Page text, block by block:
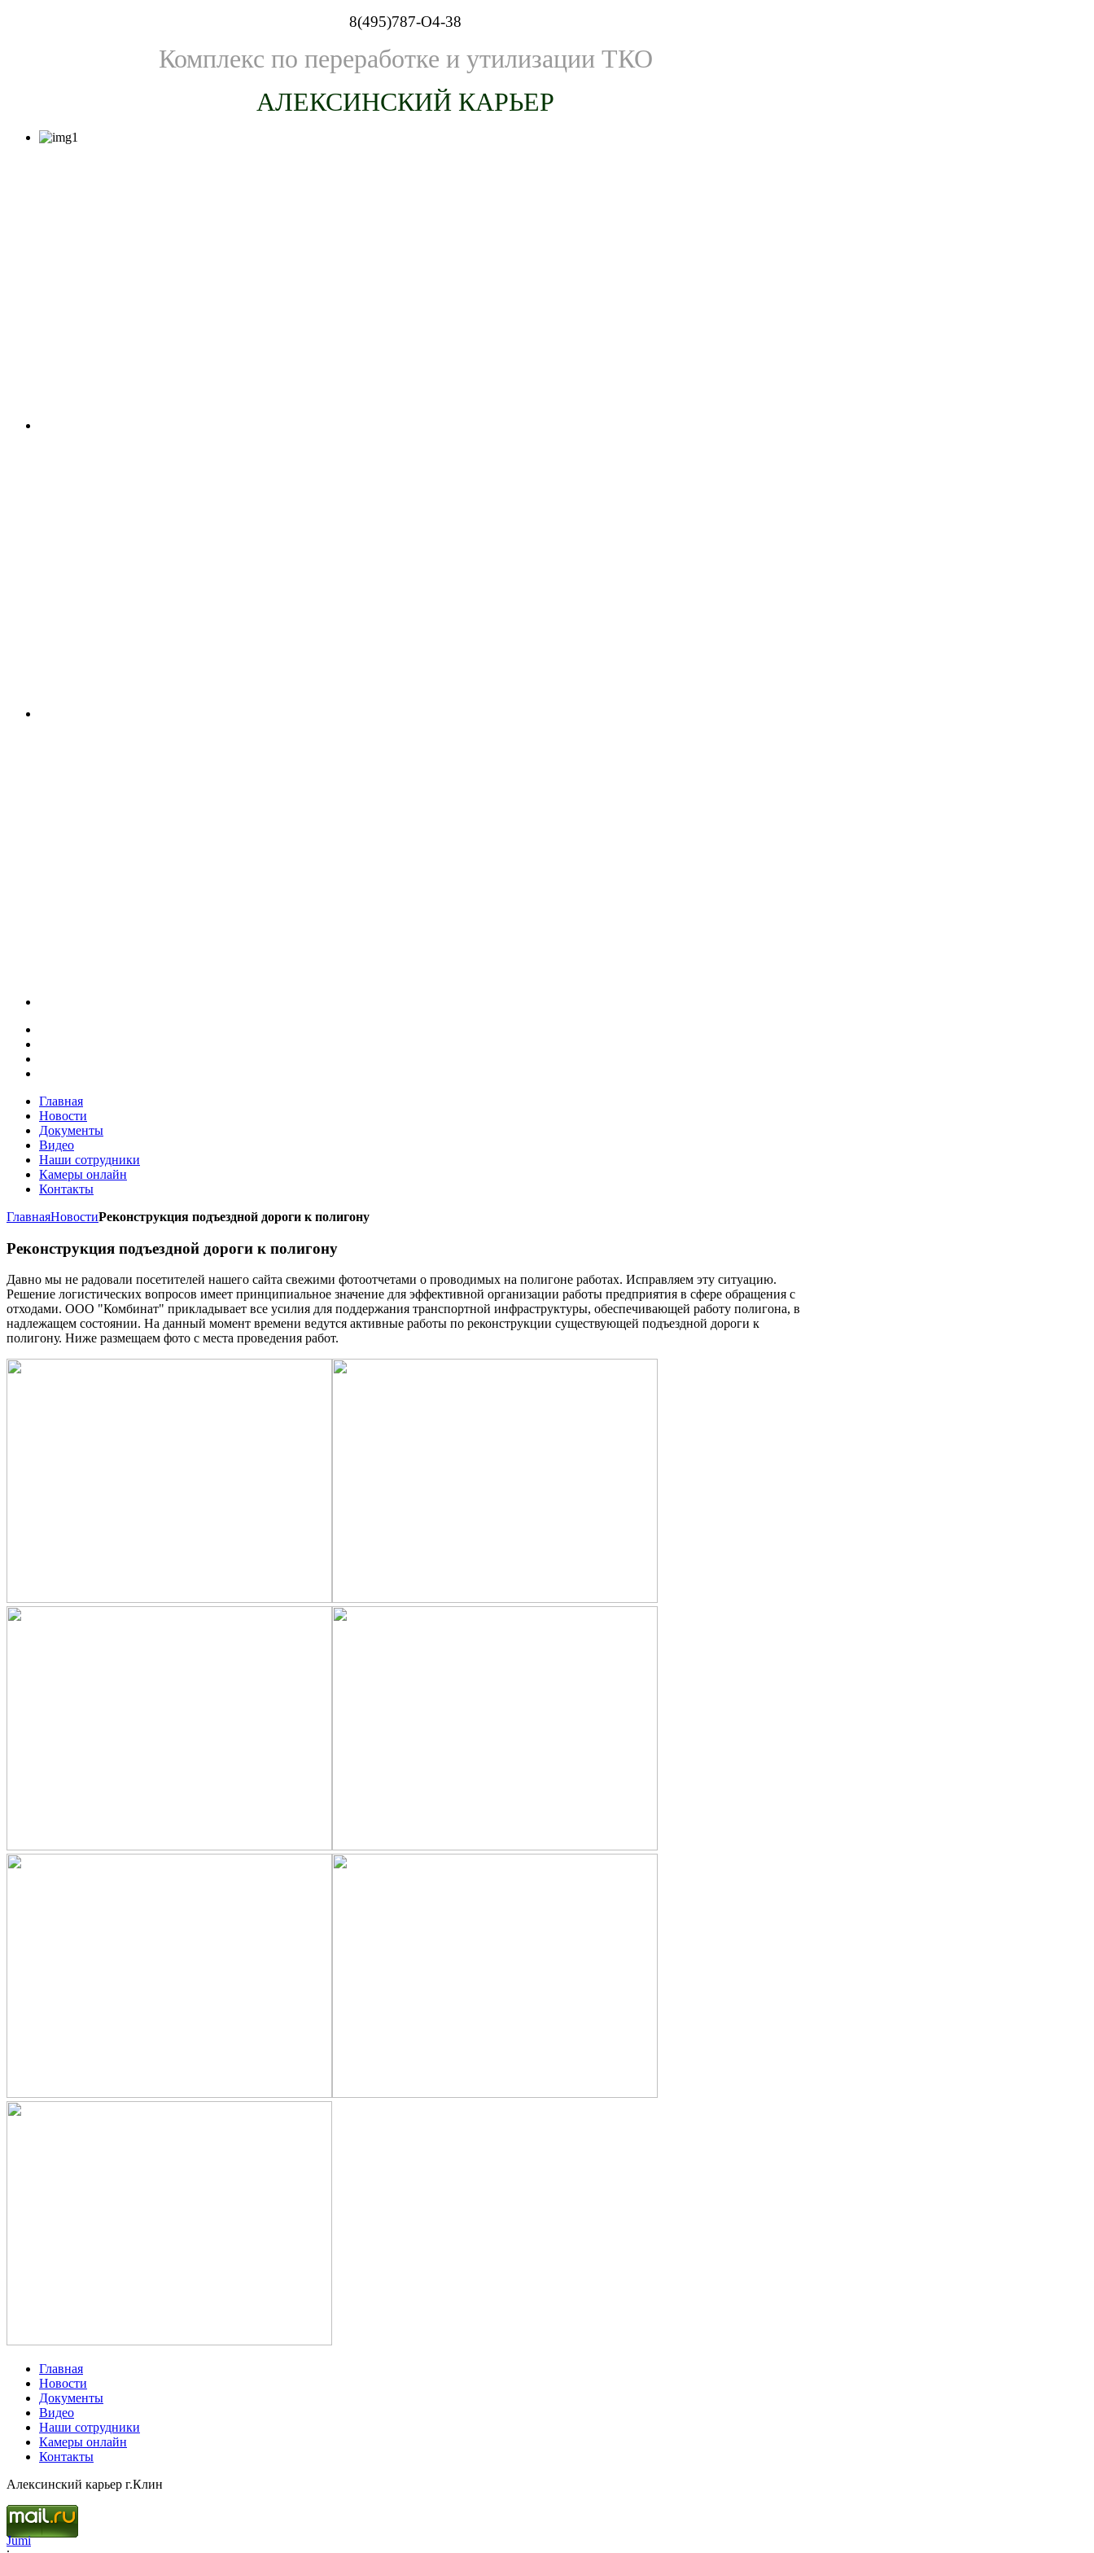
8(495)787-O4-38
Комплекс по переработке и утилизации ТКО
АЛЕКСИНСКИЙ КАРЬЕР
Главная
Новости
Документы
Видео
Наши сотрудники
Камеры онлайн
Контакты
ГлавнаяНовостиРеконструкция подъездной дороги к полигону
Реконструкция подъездной дороги к полигону
Давно мы не радовали посетителей нашего сайта свежими фотоотчетами о проводимых на полигоне работах. Исправляем эту ситуацию.
Решение логистических вопросов имеет принципиальное значение для эффективной организации работы предприятия в сфере обращения с
отходами. ООО "Комбинат" прикладывает все усилия для поддержания транспортной инфраструктуры, обеспечивающей работу полигона, в
надлежащем состоянии. На данный момент времени ведутся активные работы по реконструкции существующей подъездной дороги к
полигону. Ниже размещаем фото с места проведения работ.
Главная
Новости
Документы
Видео
Наши сотрудники
Камеры онлайн
Контакты
Алексинский карьер г.Клин
Jumi
.